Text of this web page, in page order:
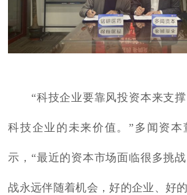
“科技企业要靠风投资本来支撑
科技企业的未来价值。”多闻资本
示，“最近的资本市场面临很多挑
战永远伴随着机会，好的企业、好